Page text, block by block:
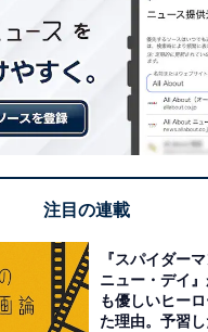
注目の連載
『スパイダー
ニュー・デイ
も優しいヒー
た理由。予習